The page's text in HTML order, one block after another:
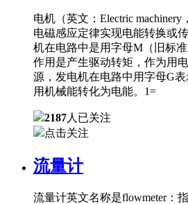
电机（英文：Electric
电磁感应定律实现电能转换或
机在电路中是用字母M（旧标
作用是产生驱动转矩，作为用
源，发电机在电路中用字母G
用机械能转化为电能。1=
2187人已关注
点击关注
流量计
流量计英文名称是flowmeter：